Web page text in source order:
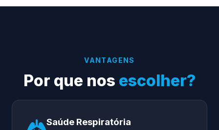
VANTAGENS
Por que nos escolher?
Saúde Respiratória